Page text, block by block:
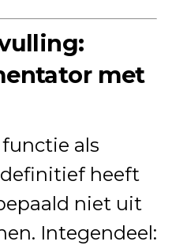
met
als
heeft
niet uit
Integendeel: